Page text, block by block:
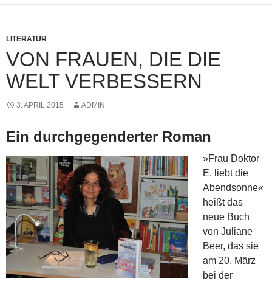
LITERATUR
VON FRAUEN, DIE DIE
WELT VERBESSERN
3. APRIL 2015 ADMIN
Ein durchgegenderter Roman
»Frau Doktor
E. liebt die
Abendsonne«
heißt das
neue Buch
von Juliane
Beer, das sie
am 20. März
bei der